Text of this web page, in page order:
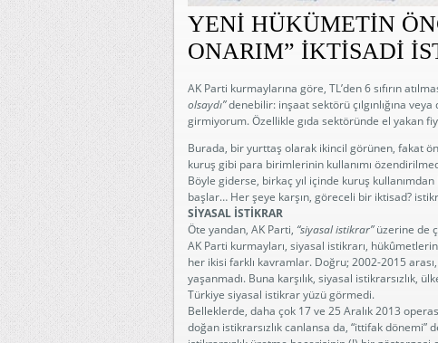
YENİ HÜKÜMETİN
ONARIM” İKTİSADİ
AK Parti kurmaylarına göre, TL’den 6 sıfırın
olsaydı”denebilir: inşaat sektörü çılgınlığına
girmiyorum. Özellikle gıda sektöründe el yakan
Burada, bir yurttaş olarak ikincil görünen, fakat
kuruş gibi para birimlerinin kullanımı
Böyle giderse, birkaç yıl içinde kuruş
başlar… Her şeye karşın, göreceli bir iktisad?
SİYASAL İSTİKRAR
Öte yandan, AK Parti, “siyasal istikrar”üzerine de
AK Parti kurmayları, siyasal istikrarı,
her ikisi farklı kavramlar. Doğru; 2002-2015
yaşanmadı. Buna karşılık, siyasal istikrarsızlık,
Türkiye siyasal istikrar yüzü görmedi.
Belleklerde, daha çok 17 ve 25 Aralık 2013
doğan istikrarsızlık canlansa da, “ittifak dönemi”